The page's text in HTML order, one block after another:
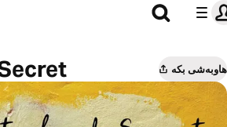
هاوبەشی بکە